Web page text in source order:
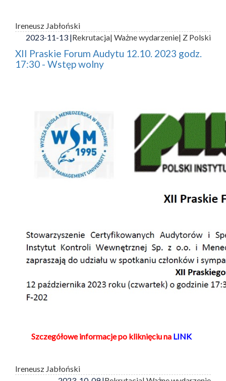
Ireneusz Jabłoński
2023-11-13 |Rekrutacja| Ważne wydarzenie| Z Polski
XII Praskie Forum Audytu 12.10. 2023 godz.
17:30 - Wstęp wolny
Szczegółowe informacje po kliknięciu na LINK
Ireneusz Jabłoński